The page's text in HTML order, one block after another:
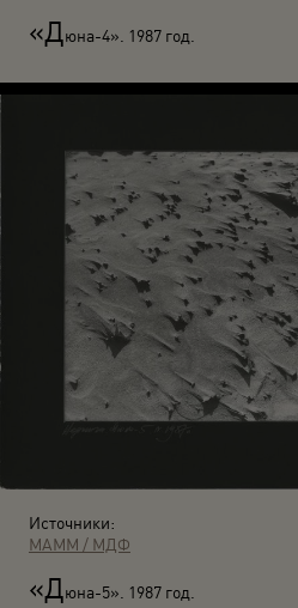
«Дюна-4». 1987 год.
Источники:
МАММ / МДФ
«Дюна-5». 1987 год.